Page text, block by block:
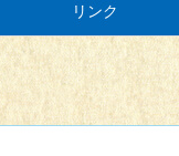
リンク